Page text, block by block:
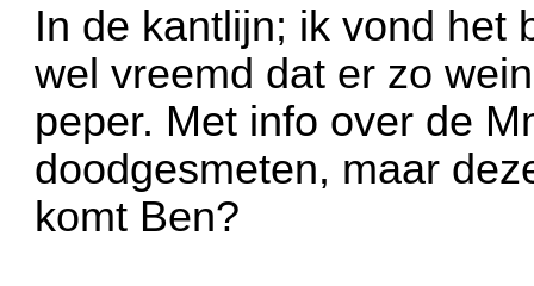
In de kantlijn; ik vond het
wel vreemd dat er zo
peper. Met info over de
doodgesmeten, maar
komt Ben?